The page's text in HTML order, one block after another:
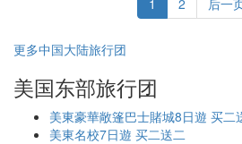
1 2 后一
更多中国大陆旅行团
美国东部旅行团
美東豪華敞篷巴士賭城8日遊 买二
美東名校7日遊 买二送二